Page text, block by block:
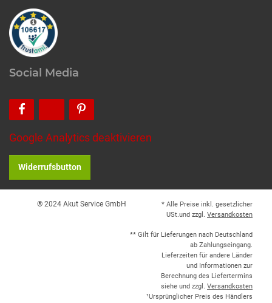
Social Media
Google Analytics deaktivieren
Widerrufsbutton
® 2024 Akut Service GmbH
* Alle Preise inkl. gesetzlicher
USt.und zzgl. Versandkosten
** Gilt für Lieferungen nach Deutschland
ab Zahlungseingang.
Lieferzeiten für andere Länder
und Informationen zur
Berechnung des Liefertermins
siehe und zzgl. Versandkosten
¹Ursprünglicher Preis des Händlers